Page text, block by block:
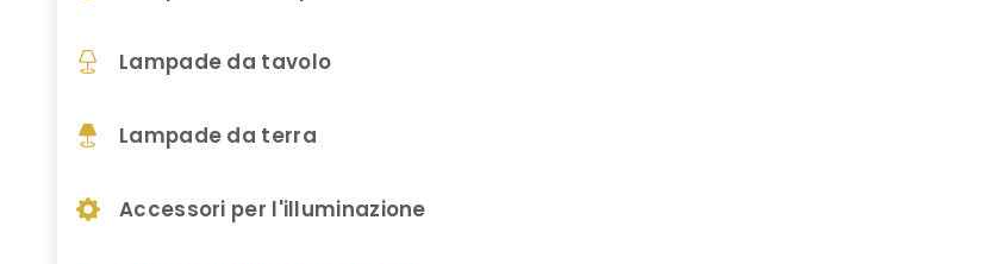
Lampade da tavolo
Lampade da terra
Accessori per l'illuminazione